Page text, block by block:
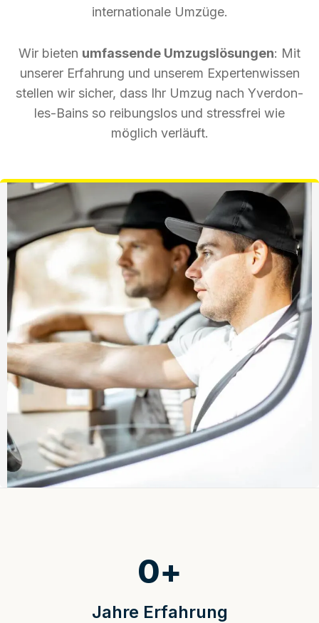
internationale Umzüge.
Wir bieten umfassende Umzugslösungen: Mit
unserer Erfahrung und unserem Expertenwissen
stellen wir sicher, dass Ihr Umzug nach Yverdon-
les-Bains so reibungslos und stressfrei wie
möglich verläuft.
Jahre Erfahrung
0+